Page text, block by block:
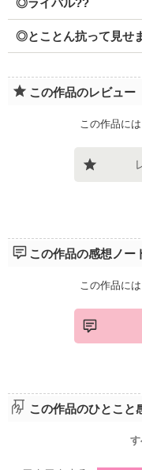
◎ライバル??
◎とことん抗って見せ
この作品のレビュー
この作品に
この作品の感想ノー
この作品に
この作品のひとこと
す